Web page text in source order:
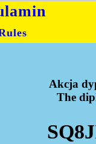
Akcja
The